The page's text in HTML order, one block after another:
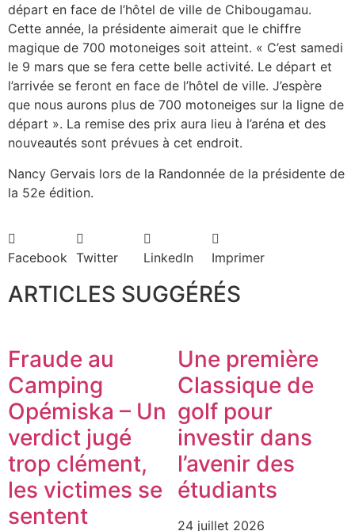
départ en face de l’hôtel de ville de Chibougamau.
Cette année, la présidente aimerait que le chiffre
magique de 700 motoneiges soit atteint. « C’est samedi
le 9 mars que se fera cette belle activité. Le départ et
l’arrivée se feront en face de l’hôtel de ville. J’espère
que nous aurons plus de 700 motoneiges sur la ligne de
départ ». La remise des prix aura lieu à l’aréna et des
nouveautés sont prévues à cet endroit.
Nancy Gervais lors de la Randonnée de la présidente de
la 52e édition.
Facebook Twitter LinkedIn Imprimer
ARTICLES SUGGÉRÉS
Fraude au
Camping
Opémiska – Un
verdict jugé
trop clément,
les victimes se
sentent
Une première
Classique de
golf pour
investir dans
l’avenir des
étudiants
24 juillet 2026